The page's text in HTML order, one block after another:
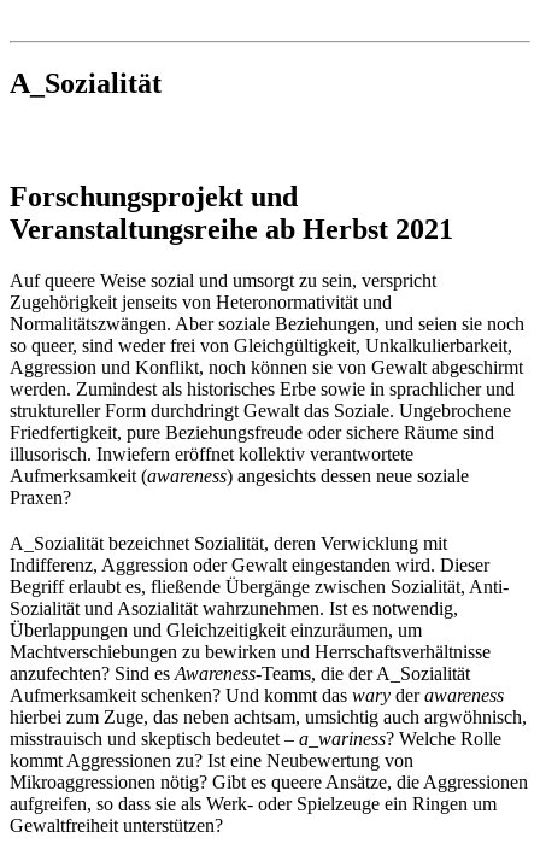
queer-institut
Institut für queer theory
A_Sozialität
Forschungsprojekt und
Veranstaltungsreihe ab Herbst 2021
Auf queere Weise sozial und umsorgt zu sein, verspricht
Zugehörigkeit jenseits von Heteronormativität und
Normalitätszwängen. Aber soziale Beziehungen, und seien sie noch
so queer, sind weder frei von Gleichgültigkeit, Unkalkulierbarkeit,
Aggression und Konflikt, noch können sie von Gewalt abgeschirmt
werden. Zumindest als historisches Erbe sowie in sprachlicher und
struktureller Form durchdringt Gewalt das Soziale. Ungebrochene
Friedfertigkeit, pure Beziehungsfreude oder sichere Räume sind
illusorisch. Inwiefern eröffnet kollektiv verantwortete
Aufmerksamkeit (awareness) angesichts dessen neue soziale
Praxen?
A_Sozialität bezeichnet Sozialität, deren Verwicklung mit
Indifferenz, Aggression oder Gewalt eingestanden wird. Dieser
Begriff erlaubt es, fließende Übergänge zwischen Sozialität, Anti-
Sozialität und Asozialität wahrzunehmen. Ist es notwendig,
Überlappungen und Gleichzeitigkeit einzuräumen, um
Machtverschiebungen zu bewirken und Herrschaftsverhältnisse
anzufechten? Sind es Awareness-Teams, die der A_Sozialität
Aufmerksamkeit schenken? Und kommt das wary derawareness
hierbei zum Zuge, das neben achtsam, umsichtig auch argwöhnisch,
misstrauisch und skeptisch bedeutet – a_wariness? Welche Rolle
kommt Aggressionen zu? Ist eine Neubewertung von
Mikroaggressionen nötig? Gibt es queere Ansätze, die Aggressionen
aufgreifen, so dass sie als Werk- oder Spielzeuge ein Ringen um
Gewaltfreiheit unterstützen?